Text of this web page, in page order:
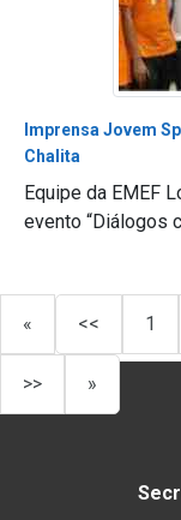
Imprensa Jovem
Chalita
Equipe da EMEF
evento “Diálogos
« << 1
>> »